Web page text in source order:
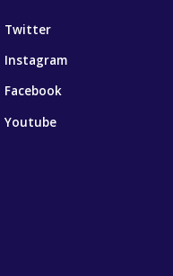
Twitter
Instagram
Facebook
Youtube